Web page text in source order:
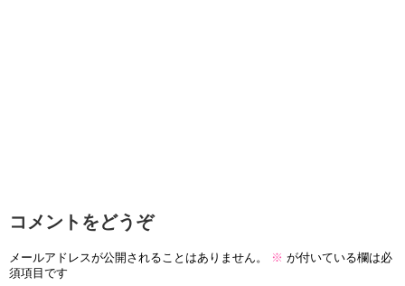
コメントをどうぞ
メールアドレスが公開されることはありません。 ※ が付いている欄は必
須項目です